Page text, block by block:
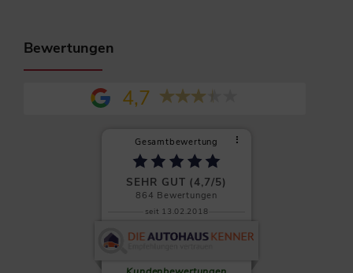
Bewertungen
4,7
Gesamtbewertung ⠇
SEHR GUT (4,7/5)
864 Bewertungen
seit 13.02.2018
Clemens L.
Auf allen Ebenen absolut zu